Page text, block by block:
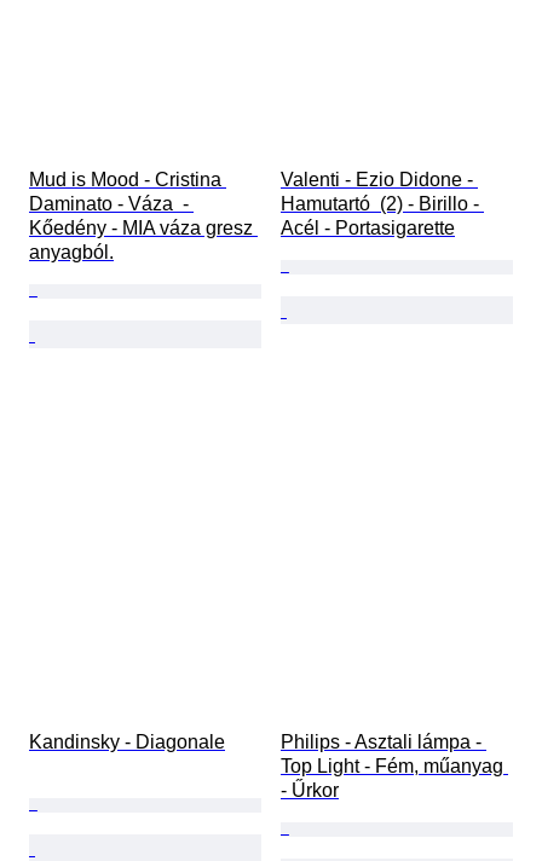
Mud is Mood - Cristina
Daminato - Váza  -
Kőedény - MIA váza gresz
anyagból.
Valenti - Ezio Didone -
Hamutartó  (2) - Birillo -
Acél - Portasigarette
Kandinsky - Diagonale
Philips - Asztali lámpa -
Top Light - Fém, műanyag
- Űrkor